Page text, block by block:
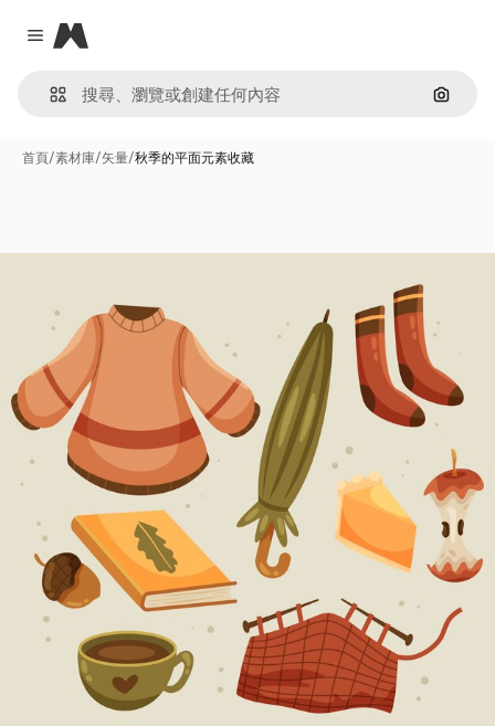
Close menu
Magnific
通過圖
首頁/素材庫/矢量/秋季的平面元素收藏